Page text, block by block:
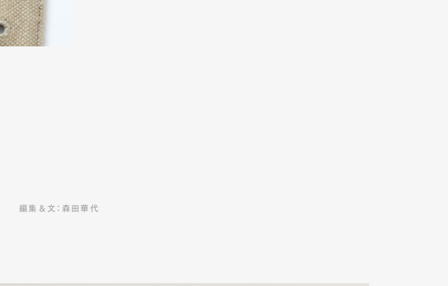
編集＆文：森田華代